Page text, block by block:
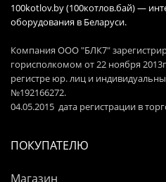
100kotlov.by (100котлов.бай) —
оборудования в Беларуси.
Компания ООО "БЛК7"
горисполкомом от 22 ноября
регистре юр. лиц и
№192166272.
04.05.2015 дата регистрации в
ПОКУПАТЕЛЮ
Магазин